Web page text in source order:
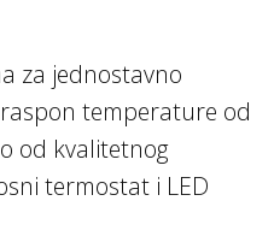
za jednostavno
temperature od
od kvalitetnog
termostat i LED